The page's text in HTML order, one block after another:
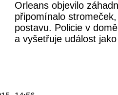
Orleans objevilo
připomínalo
postavu. Policie v
a vyšetřuje událost